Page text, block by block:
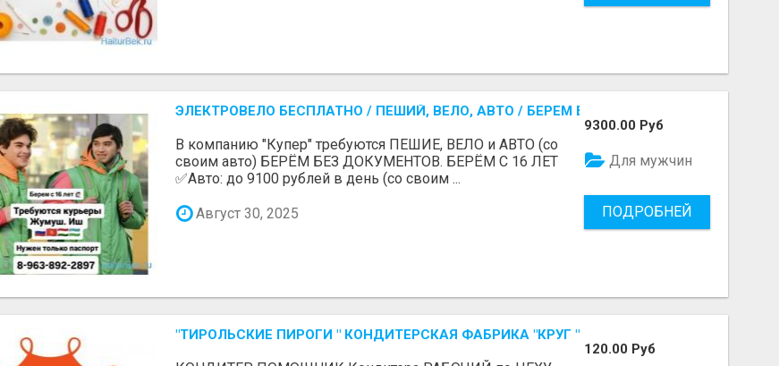
ЭЛЕКТРОВЕЛО БЕСПЛАТНО / ПЕШИЙ, ВЕЛО, АВТО / БЕРЕМ БЕЗ ДОКУМЕНТОВ / ЛЮБОЙ
В компанию "Купер" требуются ПЕШИЕ, ВЕЛО и АВТО (со
своим авто) БЕРЁМ БЕЗ ДОКУМЕНТОВ. БЕРЁМ С 16 ЛЕТ
✅Авто: до 9100 рублей в день (со своим ...
Август 30, 2025
9300.00 Руб
Для мужчин
ПОДРОБНЕЙ
"ТИРОЛЬСКИЕ ПИРОГИ " КОНДИТЕРСКАЯ ФАБРИКА "КРУГ "
120.00 Руб